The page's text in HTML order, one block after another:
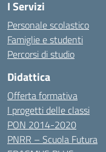
I Servizi
Personale scolastico
Famiglie e studenti
Percorsi di studio
Didattica
Offerta formativa
I progetti delle classi
PON 2014-2020
PNRR – Scuola Futura